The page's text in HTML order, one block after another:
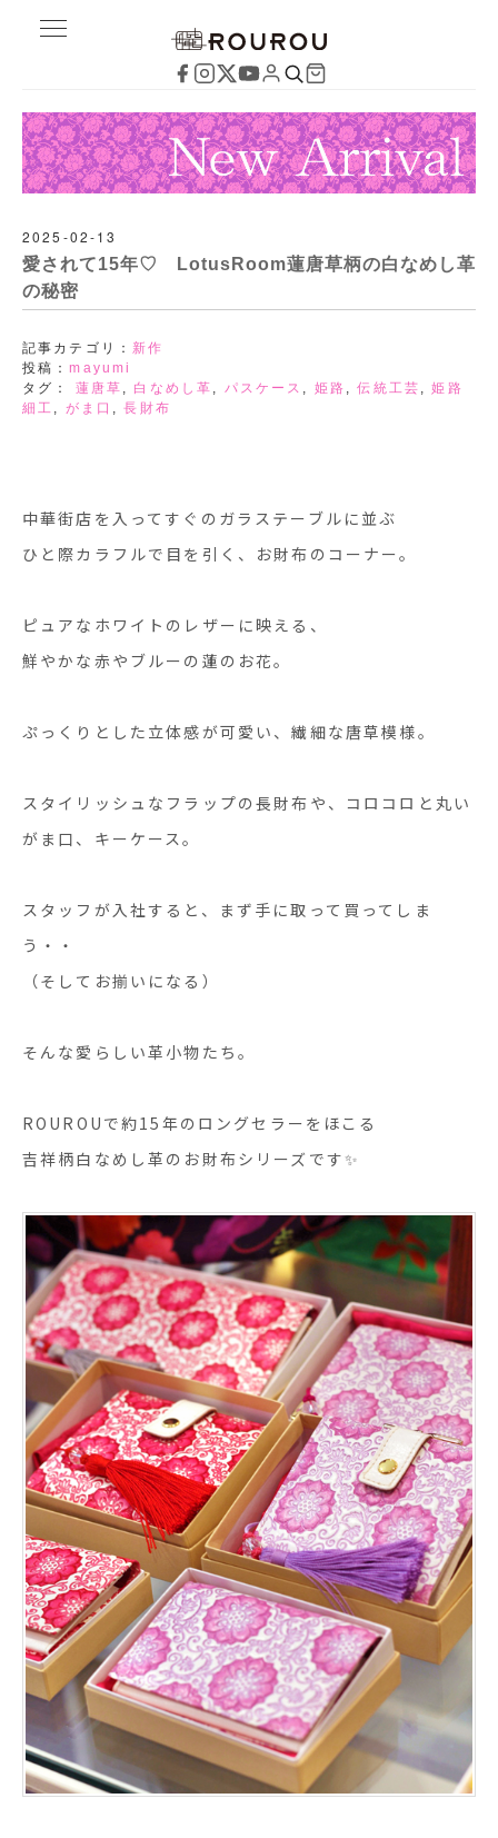
2025-02-13
愛されて15年♡ LotusRoom蓮唐草柄の白なめし革
の秘密
記事カテゴリ： 新作
投稿：mayumi
タグ： 蓮唐草 白なめし革 パスケース 姫路 ,伝統工芸 ,姫路
細工
がま口 ,長財布
中華街店を入ってすぐのガラステーブルに並ぶ
ひと際カラフルで目を引く、お財布のコーナー。
ピュアなホワイトのレザーに映える、
鮮やかな赤やブルーの蓮のお花。
ぷっくりとした立体感が可愛い、繊細な唐草模様。
スタイリッシュなフラップの長財布や、コロコロと丸い
がま口、キーケース。
スタッフが入社すると、まず手に取って買ってしま
う・・
（そしてお揃いになる）
そんな愛らしい革小物たち。
ROUROUで約15年のロングセラーをほこる
吉祥柄白なめし革のお財布シリーズです✨